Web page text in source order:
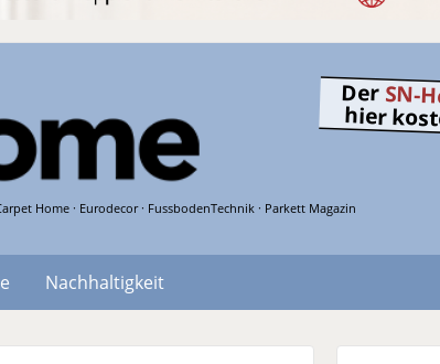
Home · Eurodecor · FussbodenTechnik · Parkett Magazin
Der SN-
hier
Nachhaltigkeit